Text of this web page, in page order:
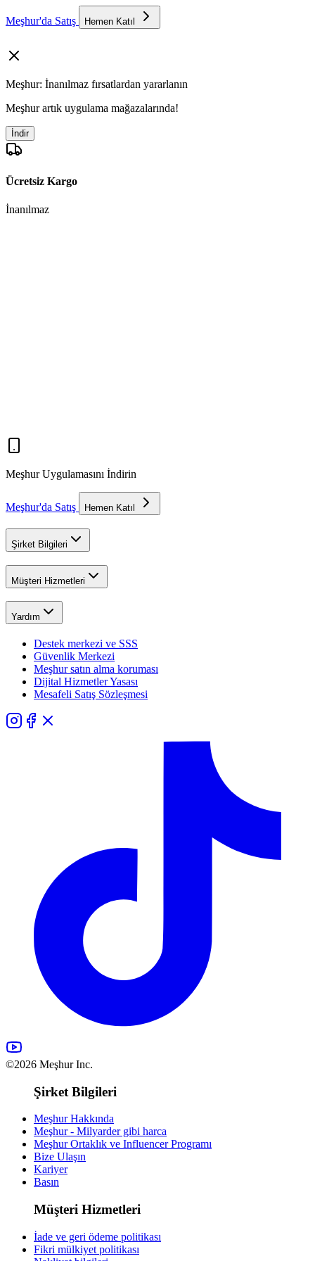
Meşhur'da Satış Hemen Katıl
Meşhur: İnanılmaz fırsatlardan yararlanın
Meşhur artık uygulama mağazalarında!
İndir
Ücretsiz Kargo
İnanılmaz
Meşhur Uygulamasını İndirin
Meşhur'da Satış Hemen Katıl
Şirket Bilgileri
Müşteri Hizmetleri
Yardım
Destek merkezi ve SSS
Güvenlik Merkezi
Meşhur satın alma koruması
Dijital Hizmetler Yasası
Mesafeli Satış Sözleşmesi
©2026 Meşhur Inc.
Şirket Bilgileri
Meşhur Hakkında
Meşhur - Milyarder gibi harca
Meşhur Ortaklık ve Influencer Programı
Bize Ulaşın
Kariyer
Basın
Müşteri Hizmetleri
İade ve geri ödeme politikası
Fikri mülkiyet politikası